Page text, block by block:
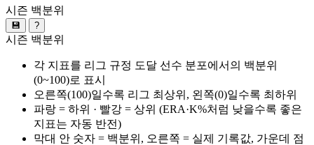
시즌 백분위
💾 ?
시즌 백분위
각 지표를 리그 규정 도달 선수 분포에서의 백분위
(0~100)로 표시
오른쪽(100)일수록 리그 최상위, 왼쪽(0)일수록 최하위
파랑 = 하위 · 빨강 = 상위 (ERA·K%처럼 낮을수록 좋은
지표는 자동 반전)
막대 안 숫자 = 백분위, 오른쪽 = 실제 기록값, 가운데 점